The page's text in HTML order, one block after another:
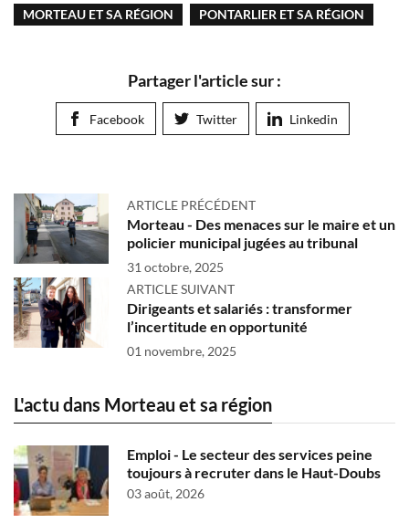
MORTEAU ET SA RÉGION PONTARLIER ET SA RÉGION
Partager l'article sur :
Facebook Twitter Linkedin
ARTICLE PRÉCÉDENT
Morteau - Des menaces sur le maire et un
policier municipal jugées au tribunal
31 octobre, 2025
ARTICLE SUIVANT
Dirigeants et salariés : transformer
l’incertitude en opportunité
01 novembre, 2025
L'actu dans Morteau et sa région
Emploi - Le secteur des services peine
toujours à recruter dans le Haut-Doubs
03 août, 2026